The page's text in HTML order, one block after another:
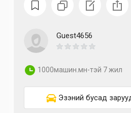
Guest4656
1000машин.мн-тэй 7 жил
Эзэний бусад